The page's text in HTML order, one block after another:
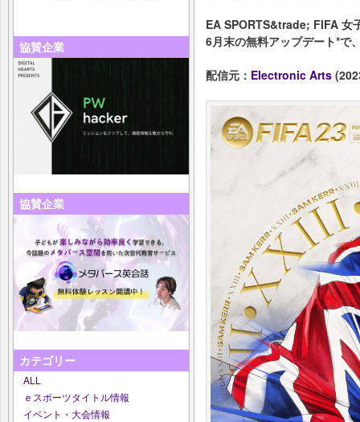
協賛企業
協賛企業
カテゴリー
ALL
ｅスポーツタイトル情報
イベント・大会情報
EA SPORTS&trade; FIFA 女
6月末の無料アップデート*で
配信元： Electronic Arts